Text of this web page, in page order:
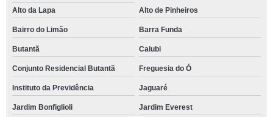
Alto da Lapa
Alto de Pinheiros
Bairro do Limão Barra Funda
Butantã Caiubi
Conjunto Residencial Butantã Freguesia do Ó
Instituto da Previdência Jaguaré
Jardim Bonfiglioli Jardim Everest